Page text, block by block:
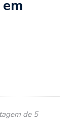
de 5